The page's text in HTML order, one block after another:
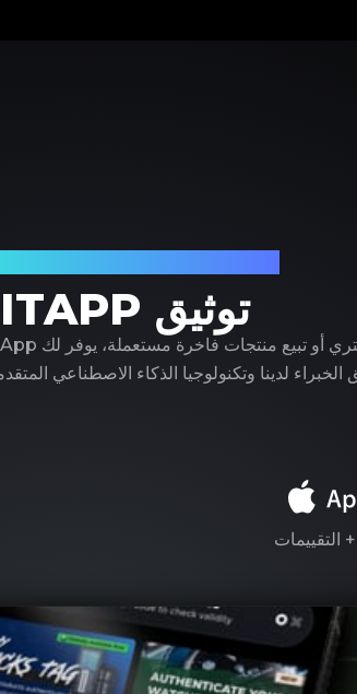
توثيق LEGITAPP
الخبراء لدينا وتكنولوجيا الذكاء الاصطناعي
التقييمات